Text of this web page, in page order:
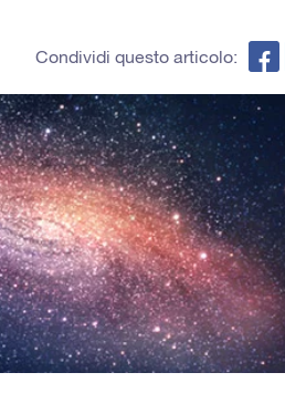
Condividi questo articolo: